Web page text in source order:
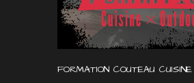
FORMATION COUTEAU CUISINE